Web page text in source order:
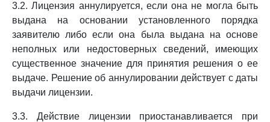
3.2. Лицензия аннулируется, если она не могла быть
выдана на основании установленного порядка
заявителю либо если она была выдана на основе
неполных или недостоверных сведений, имеющих
существенное значение для принятия решения о ее
выдаче. Решение об аннулировании действует с даты
выдачи лицензии.
3.3. Действие лицензии приостанавливается при